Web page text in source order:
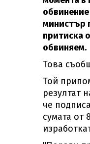
министър
притиска
обвиняем.
Това
Той
резултат
че
сумата от